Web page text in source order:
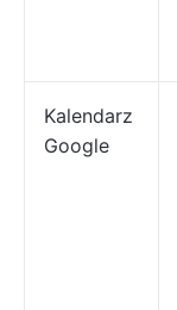
Kalendarz
Google